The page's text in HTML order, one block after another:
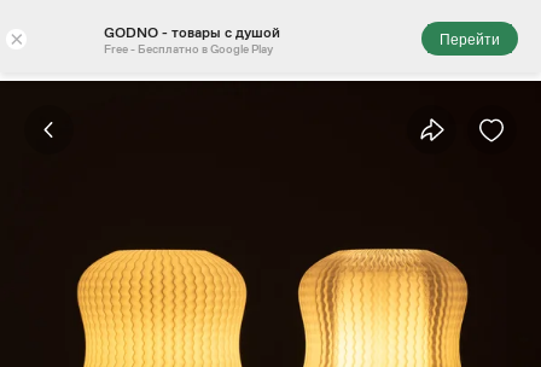
× GODNO - товары с душой
Free - Бесплатно в Google Play
Перейти